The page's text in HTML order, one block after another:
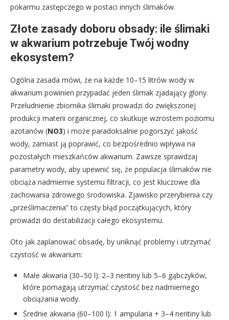
pokarmu zastępczego w postaci innych ślimaków.
Złote zasady doboru obsady: ile ślimaki
w akwarium potrzebuje Twój wodny
ekosystem?
Ogólna zasada mówi, że na każde 10–15 litrów wody w
akwarium powinien przypadać jeden ślimak zjadający glony.
Przeludnienie zbiornika ślimaki prowadzi do zwiększonej
produkcji materii organicznej, co skutkuje wzrostem poziomu
azotanów (NO3) i może paradoksalnie pogorszyć jakość
wody, zamiast ją poprawić, co bezpośrednio wpływa na
pozostałych mieszkańców akwarium. Zawsze sprawdzaj
parametry wody, aby upewnić się, że populacja ślimaków nie
obciąża nadmiernie systemu filtracji, co jest kluczowe dla
zachowania zdrowego środowiska. Zjawisko przerybienia czy
„prześlimaczenia” to częsty błąd początkujących, który
prowadzi do destabilizacji całego ekosystemu.
Oto jak zaplanować obsadę, by uniknąć problemy i utrzymać
czystość w akwarium:
Małe akwaria (30–50 l): 2–3 neritiny lub 5–6 gąbczyków,
które pomagają utrzymać czystość bez nadmiernego
obciążania wody.
Średnie akwaria (60–100 l): 1 ampularia + 3–4 neritiny lub